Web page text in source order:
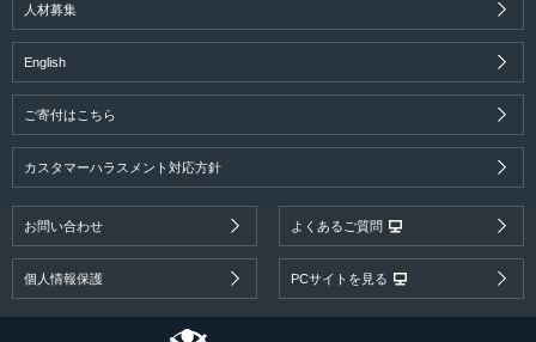
人材募集
English
ご寄付はこちら
カスタマーハラスメント対応方針
お問い合わせ よくあるご質問
個人情報保護 PCサイトを見る